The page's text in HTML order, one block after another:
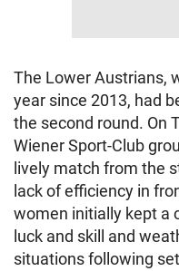
The Lower Austrians,
year since 2013, had
the second round. On
Wiener Sport-Club
lively match from the
lack of efficiency in
women initially kept a
luck and skill and
situations following